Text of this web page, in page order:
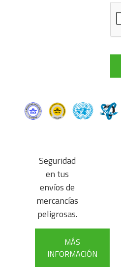
Seguridad
en tus
envíos de
mercancías
peligrosas.
MÁS
INFORMACIÓN